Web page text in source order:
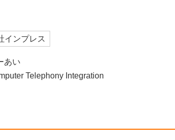
インプレス
あい
Telephony Integration